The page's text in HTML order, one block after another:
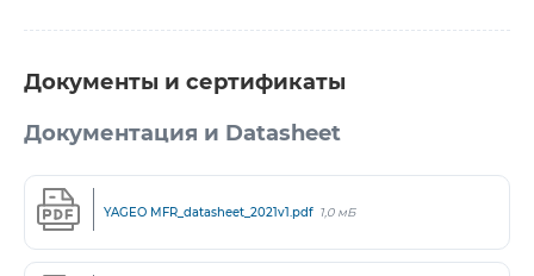
Документы и сертификаты
Документация и Datasheet
YAGEO MFR_datasheet_2021v1.pdf 1,0 мБ